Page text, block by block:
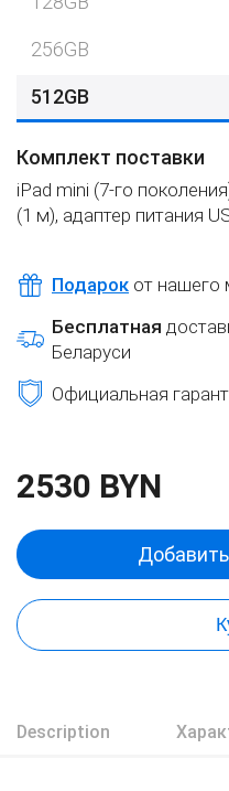
256GB
512GB
Комплект поставки
iPad mini (7-го
(1 м), адаптер питания
Подарок от нашего
Бесплатная
Беларуси
Официальная
2530 BYN
Description